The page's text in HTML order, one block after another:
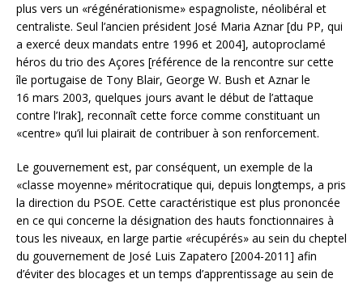
plus vers un «régénérationisme» espagnoliste, néolibéral et
centraliste. Seul l’ancien président José Maria Aznar [du PP, qui
a exercé deux mandats entre 1996 et 2004], autoproclamé
héros du trio des Açores [référence de la rencontre sur cette
île portugaise de Tony Blair, George W. Bush et Aznar le
16 mars 2003, quelques jours avant le début de l’attaque
contre l’Irak], reconnaît cette force comme constituant un
«centre» qu’il lui plairait de contribuer à son renforcement.
Le gouvernement est, par conséquent, un exemple de la
«classe moyenne» méritocratique qui, depuis longtemps, a pris
la direction du PSOE. Cette caractéristique est plus prononcée
en ce qui concerne la désignation des hauts fonctionnaires à
tous les niveaux, en large partie «récupérés» au sein du cheptel
du gouvernement de José Luis Zapatero [2004-2011] afin
d’éviter des blocages et un temps d’apprentissage au sein de